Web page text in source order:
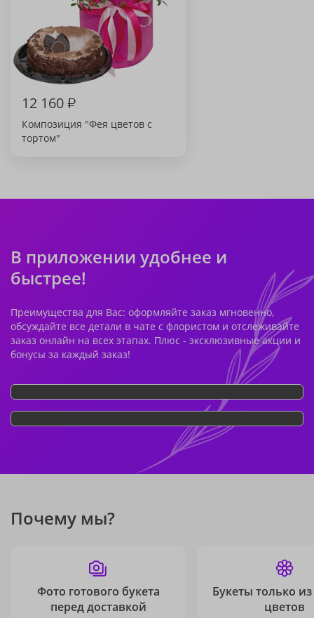
12 160₽
Композиция "Фея цветов с
тортом"
В приложении удобнее и
быстрее!
Преимущества для Вас: оформляйте заказ мгновенно,
обсуждайте все детали в чате с флористом и отслеживайте
заказ онлайн на всех этапах. Плюс - эксклюзивные акции и
бонусы за каждый заказ!
Почему мы?
Фото готового букета
перед доставкой
Букеты только
цветов